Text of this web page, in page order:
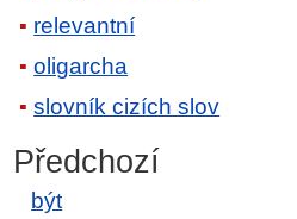
relevantní
oligarcha
slovník cizích slov
Předchozí
být